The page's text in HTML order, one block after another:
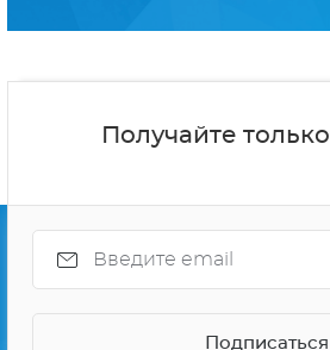
Получайте только